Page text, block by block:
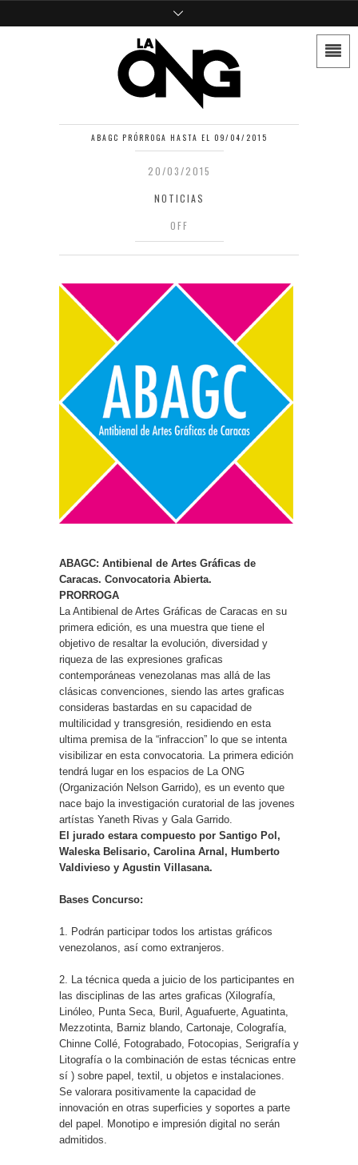
ABAGC PRÓRROGA HASTA EL 09/04/2015
20/03/2015
NOTICIAS
OFF
ABAGC: Antibienal de Artes Gráficas de
Caracas. Convocatoria Abierta.
PRORROGA
La Antibienal de Artes Gráficas de Caracas en su
primera edición, es una muestra que tiene el
objetivo de resaltar la evolución, diversidad y
riqueza de las expresiones graficas
contemporáneas venezolanas mas allá de las
clásicas convenciones, siendo las artes graficas
consideras bastardas en su capacidad de
multilicidad y transgresión, residiendo en esta
ultima premisa de la “infraccion” lo que se intenta
visibilizar en esta convocatoria. La primera edición
tendrá lugar en los espacios de La ONG
(Organización Nelson Garrido), es un evento que
nace bajo la investigación curatorial de las jovenes
artístas Yaneth Rivas y Gala Garrido.
El jurado estara compuesto por Santigo Pol,
Waleska Belisario, Carolina Arnal, Humberto
Valdivieso y Agustin Villasana.
Bases Concurso:
1. Podrán participar todos los artistas gráficos
venezolanos, así como extranjeros.
2. La técnica queda a juicio de los participantes en
las disciplinas de las artes graficas (Xilografía,
Linóleo, Punta Seca, Buril, Aguafuerte, Aguatinta,
Mezzotinta, Barniz blando, Cartonaje, Colografía,
Chinne Collé, Fotograbado, Fotocopias, Serigrafía y
Litografía o la combinación de estas técnicas entre
sí ) sobre papel, textil, u objetos e instalaciones.
Se valorara positivamente la capacidad de
innovación en otras superficies y soportes a parte
del papel. Monotipo e impresión digital no serán
admitidos.